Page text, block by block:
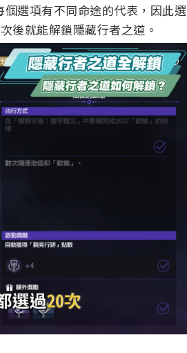
選項有不同命途的代表，因此選
後就能解鎖隱藏行者之道。